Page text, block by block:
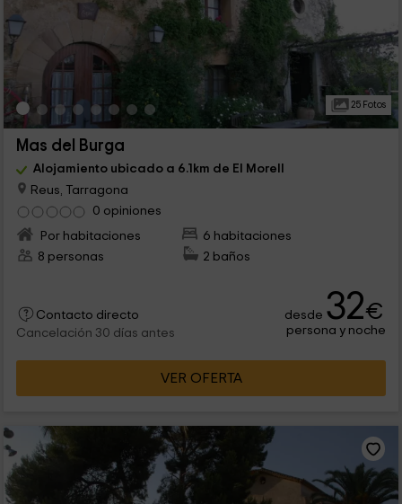
25 Fotos
Mas del Burga
Alojamiento ubicado a 6.1km de El Morell
Reus, Tarragona
0 opiniones
Por habitaciones
6 habitaciones
8 personas
2 baños
Contacto directo
Cancelación 30 días antes
desde 32€
persona y noche
VER OFERTA